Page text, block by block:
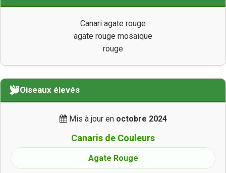
Canari agate rouge
agate rouge mosaique
rouge
Oiseaux élevés
Mis à jour en octobre 2024
Canaris de Couleurs
Agate Rouge